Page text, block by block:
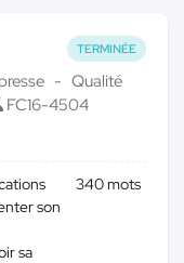
TERMINÉE
Qualité
FC16-4504
son
sa
340 mots